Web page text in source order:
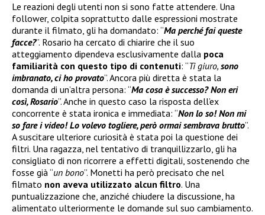
Le reazioni degli utenti non si sono fatte attendere. Una
follower, colpita soprattutto dalle espressioni mostrate
durante il filmato, gli ha domandato: “Ma perché fai queste
facce?”. Rosario ha cercato di chiarire che il suo
atteggiamento dipendeva esclusivamente dalla poca
familiarità con questo tipo di contenuti: “Ti giuro, sono
imbranato, ci ho provato”. Ancora più diretta è stata la
domanda di un’altra persona: “Ma cosa è successo? Non eri
così, Rosario”. Anche in questo caso la risposta dell’ex
concorrente è stata ironica e immediata: “Non lo so! Non mi
so fare i video! Lo volevo togliere, però ormai sembrava brutto”.
A suscitare ulteriore curiosità è stata poi la questione dei
filtri. Una ragazza, nel tentativo di tranquillizzarlo, gli ha
consigliato di non ricorrere a effetti digitali, sostenendo che
fosse già “un bono”. Monetti ha però precisato che nel
filmato non aveva utilizzato alcun filtro. Una
puntualizzazione che, anziché chiudere la discussione, ha
alimentato ulteriormente le domande sul suo cambiamento.